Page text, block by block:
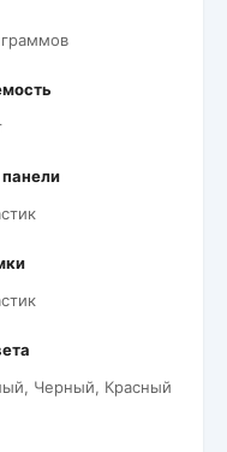
граммов
Черный, Красный